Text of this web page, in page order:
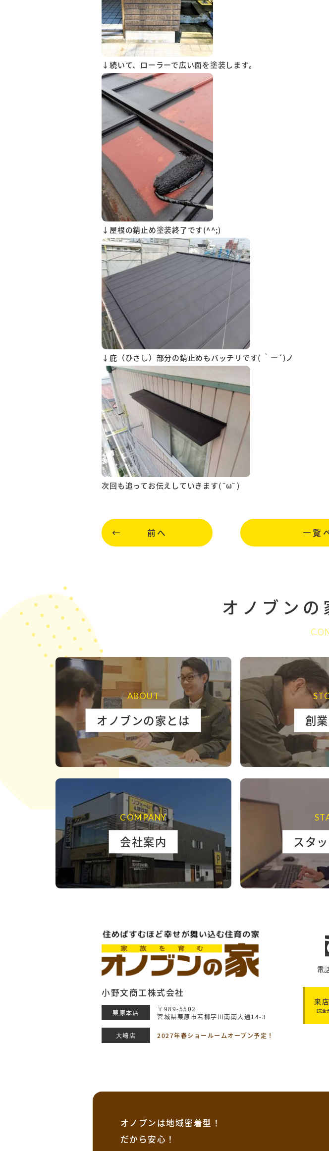
↓続いて、ローラーで広い面を塗装します。
↓屋根の錆止め塗装終了です(^^;)
↓庇（ひさし）部分の錆止めもバッチリです( ｀ー´)ノ
次回も追ってお伝えしていきます( ˘ω˘ )
前へ 一覧
オノブンの
ABOUT
オノブンの家とは 創
COMPANY
会社案内 スタ
小野文商工株式会社
栗原本店
〒989-5502
宮城県栗原市若柳字川南南大通14-3
大崎店 2027年春ショールームオープン予定！
電
来
【完全
オノブンは地域密着型！
だから安心！